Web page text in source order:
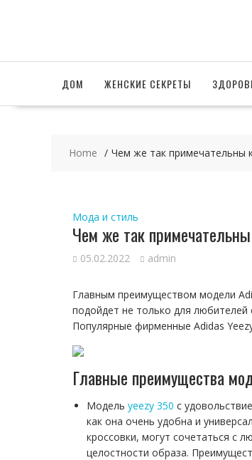
ДОМ ЖЕНСКИЕ СЕКРЕТЫ
Home Чем же так примечательны
Мода и стиль
Чем же так
05.02.2022 admin
Главным преимуществом модели
подойдет не только для
Популярные фирменные Adidas
Главные преимущества
Модель yeezy 350 с
как она очень удобна и
кроссовки, могут сочетаться с
целостности образа.